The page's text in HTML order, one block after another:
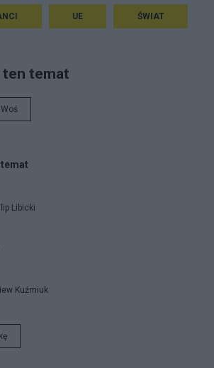
UE ŚWIAT
ten temat
Woś
Libicki
Kuźmiuk